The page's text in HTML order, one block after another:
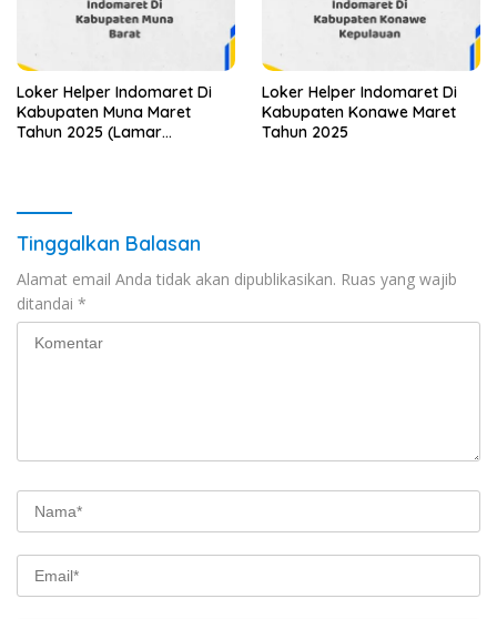
Loker Helper Indomaret Di
Kabupaten Muna Maret
Tahun 2025 (Lamar
Loker Helper Indomaret Di
Kabupaten Konawe Maret
Tahun 2025
Tinggalkan Balasan
Alamat email Anda tidak akan dipublikasikan. Ruas yang wajib
ditandai *